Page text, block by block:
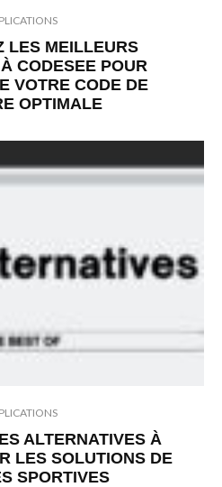
LES MEILLEURS
CODESEE POUR
VOTRE CODE DE
OPTIMALE
ALTERNATIVES À
LES SOLUTIONS DE
SPORTIVES